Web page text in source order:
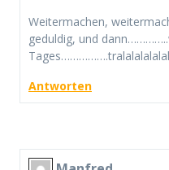
Weitermachen,
geduldig, und
Antworten